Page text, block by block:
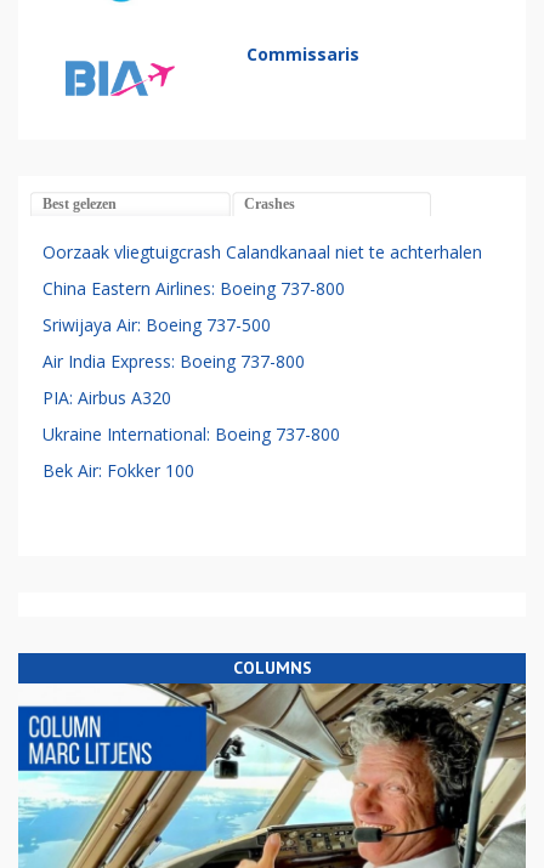
Commissaris
Best gelezen Crashes
Oorzaak vliegtuigcrash Calandkanaal niet te achterhalen
China Eastern Airlines: Boeing 737-800
Sriwijaya Air: Boeing 737-500
Air India Express: Boeing 737-800
PIA: Airbus A320
Ukraine International: Boeing 737-800
Bek Air: Fokker 100
COLUMNS